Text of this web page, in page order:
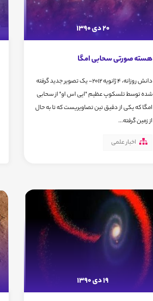
20 دی 1390
هسته صورتی سحابی امگا
دانش روزانه، 4 ژانویه 2012- یک تصویر جدید گرفته
شده توسط تلسکوپ عظیم "ایی اس او" از سحابی
امگا که یکی از دقیق تین تصاویریست که تا به حال
از زمین گرفته...
اخبار علمی
19 دی 1390